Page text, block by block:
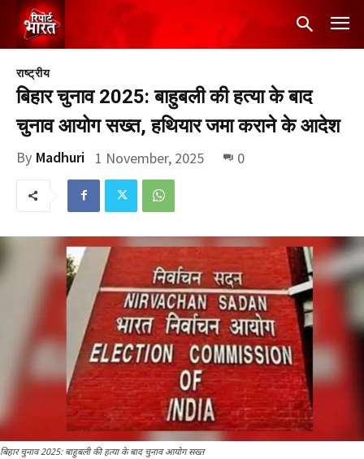
राष्ट्रीय
बिहार चुनाव 2025: बाहुबली की हत्या के बाद
चुनाव आयोग सख्त, हथियार जमा कराने के आदेश
By Madhuri 1 November, 2025 0
बिहार चुनाव 2025: बाहुबली की हत्या के बाद चुनाव आयोग सख्त